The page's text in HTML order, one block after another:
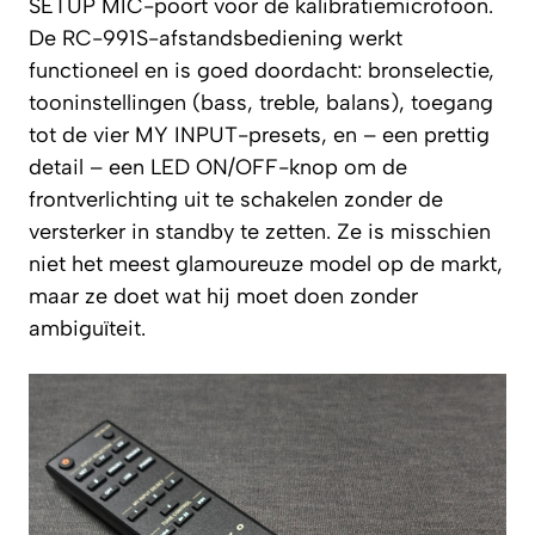
SETUP MIC-poort voor de kalibratiemicrofoon.
De RC-991S-afstandsbediening werkt
functioneel en is goed doordacht: bronselectie,
tooninstellingen (bass, treble, balans), toegang
tot de vier MY INPUT-presets, en – een prettig
detail – een LED ON/OFF-knop om de
frontverlichting uit te schakelen zonder de
versterker in standby te zetten. Ze is misschien
niet het meest glamoureuze model op de markt,
maar ze doet wat hij moet doen zonder
ambiguïteit.